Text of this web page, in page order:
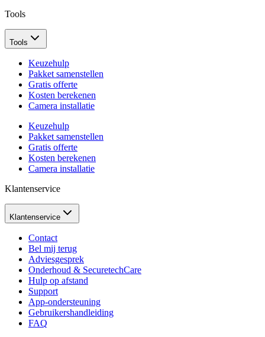
Tools
Tools
Keuzehulp
Pakket samenstellen
Gratis offerte
Kosten berekenen
Camera installatie
Keuzehulp
Pakket samenstellen
Gratis offerte
Kosten berekenen
Camera installatie
Klantenservice
Klantenservice
Contact
Bel mij terug
Adviesgesprek
Onderhoud & SecuretechCare
Hulp op afstand
Support
App-ondersteuning
Gebruikershandleiding
FAQ